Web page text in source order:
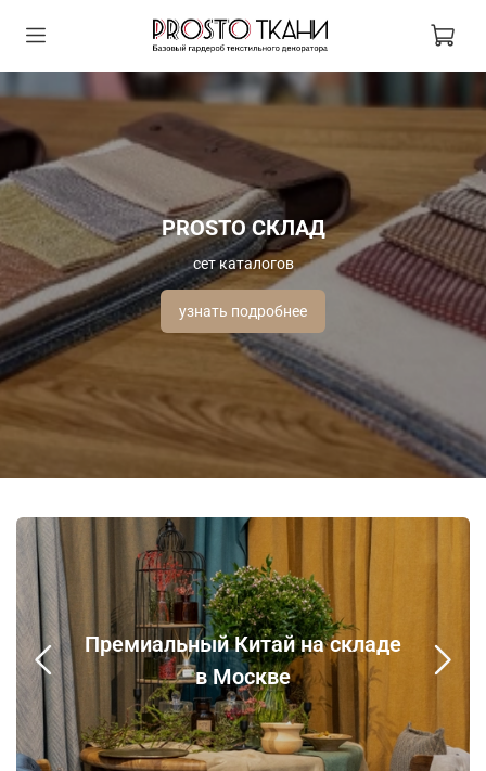
PROSTO СКЛАД
сет каталогов
узнать подробнее
Премиальный Китай на складе
в Москве